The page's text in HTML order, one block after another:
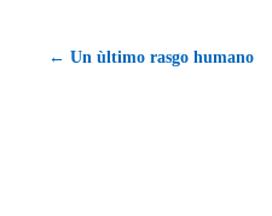
← Un ùltimo rasgo humano